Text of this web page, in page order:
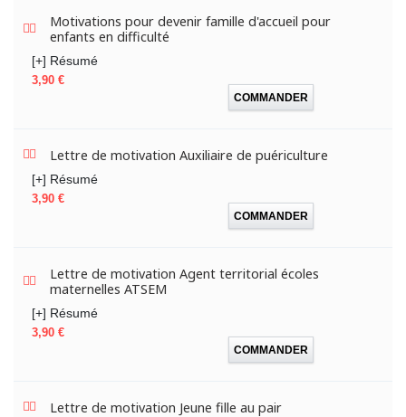
Motivations pour devenir famille d'accueil pour
enfants en difficulté
[+] Résumé
Prix
3,90 €
COMMANDER
Lettre de motivation Auxiliaire de puériculture
[+] Résumé
Prix
3,90 €
COMMANDER
Lettre de motivation Agent territorial écoles
maternelles ATSEM
[+] Résumé
Prix
3,90 €
COMMANDER
Lettre de motivation Jeune fille au pair